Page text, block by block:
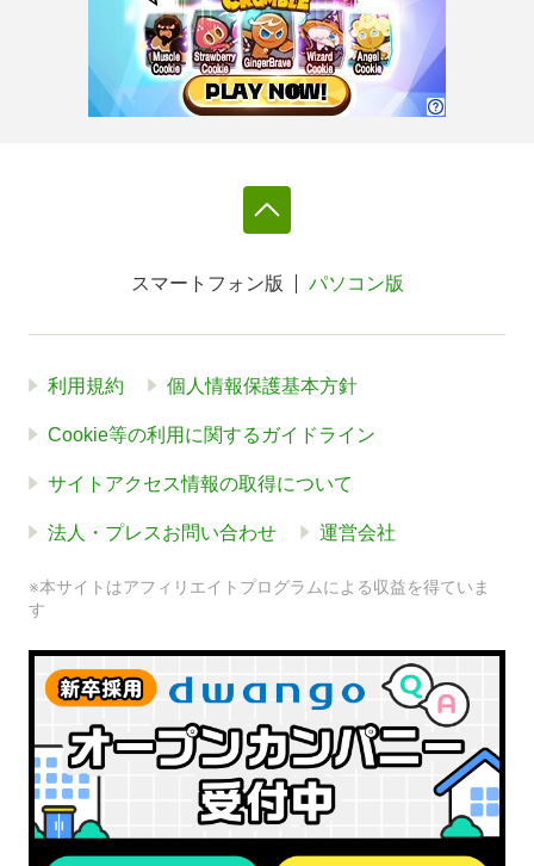
スマートフォン版 パソコン版
利用規約 個人情報保護基本方針
Cookie等の利用に関するガイドライン
サイトアクセス情報の取得について
法人・プレスお問い合わせ 運営会社
※本サイトはアフィリエイトプログラムによる収益を得ていま
す